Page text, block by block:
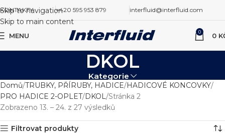
Skip to navigation
Skip to main content
KONTAKTY +420 595 953 879 interfluid@interfluid.com
MENU 0 0
DKOL
Kategorie
Domů TRUBKY, PŘÍRUBY, HADICE HADICOVÉ KONCOVKY
PRO HADICE 2-OPLET DKOL Stránka 2
Zobrazeno 13. – 24. z 27 výsledků
Filtrovat produkty